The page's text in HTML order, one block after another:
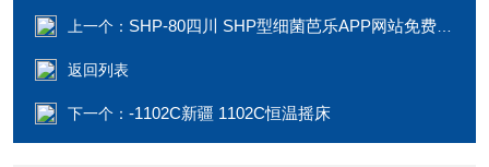
上一个： SHP-80四川 SHP型细菌芭乐APP网站免费进入2023
返回列表
下一个： -1102C新疆 1102C恒温摇床